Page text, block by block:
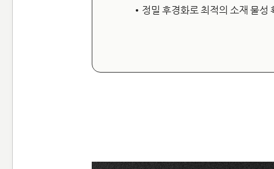
• 정밀 후경화로 최적의 소재 물성